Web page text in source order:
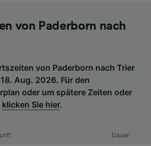
von Paderborn nach
von Paderborn nach Trier
Aug. 2026. Für den
oder um spätere Zeiten oder
klicken Sie hier.
Dauer